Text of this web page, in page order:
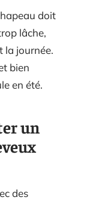
doit
lâche,
la journée.
bien
en été.
un
des